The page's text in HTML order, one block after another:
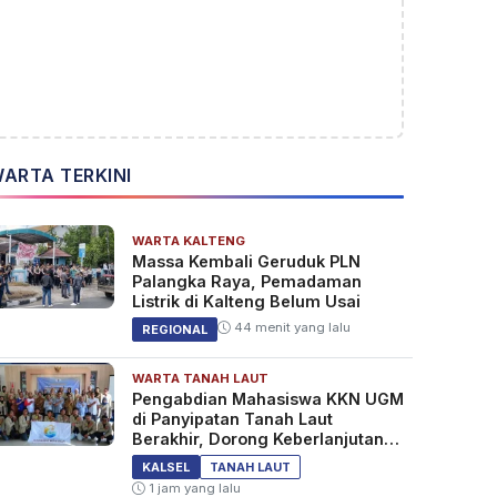
TERKINI
WARTA KALTENG
Massa Kembali Geruduk PLN
Palangka Raya, Pemadaman
Listrik di Kalteng Belum Usai
REGIONAL 44 menit yang lalu
WARTA TANAH LAUT
Pengabdian Mahasiswa KKN UGM
di Panyipatan Tanah Laut
Berakhir, Dorong Keberlanjutan
Program Masyarakat
KALSEL
TANAH LAUT
1 jam yang lalu